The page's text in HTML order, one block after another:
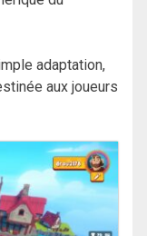
adaptation,
aux joueurs